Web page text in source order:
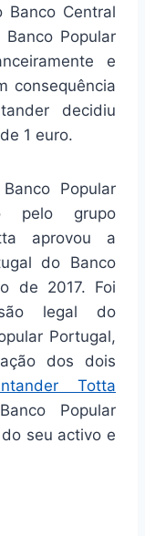
Central
Popular
e
consequência
decidiu
1 euro.
Popular
pelo grupo
aprovou a
do Banco
de 2017. Foi
legal do
Portugal,
dos dois
Totta
Popular
seu activo e